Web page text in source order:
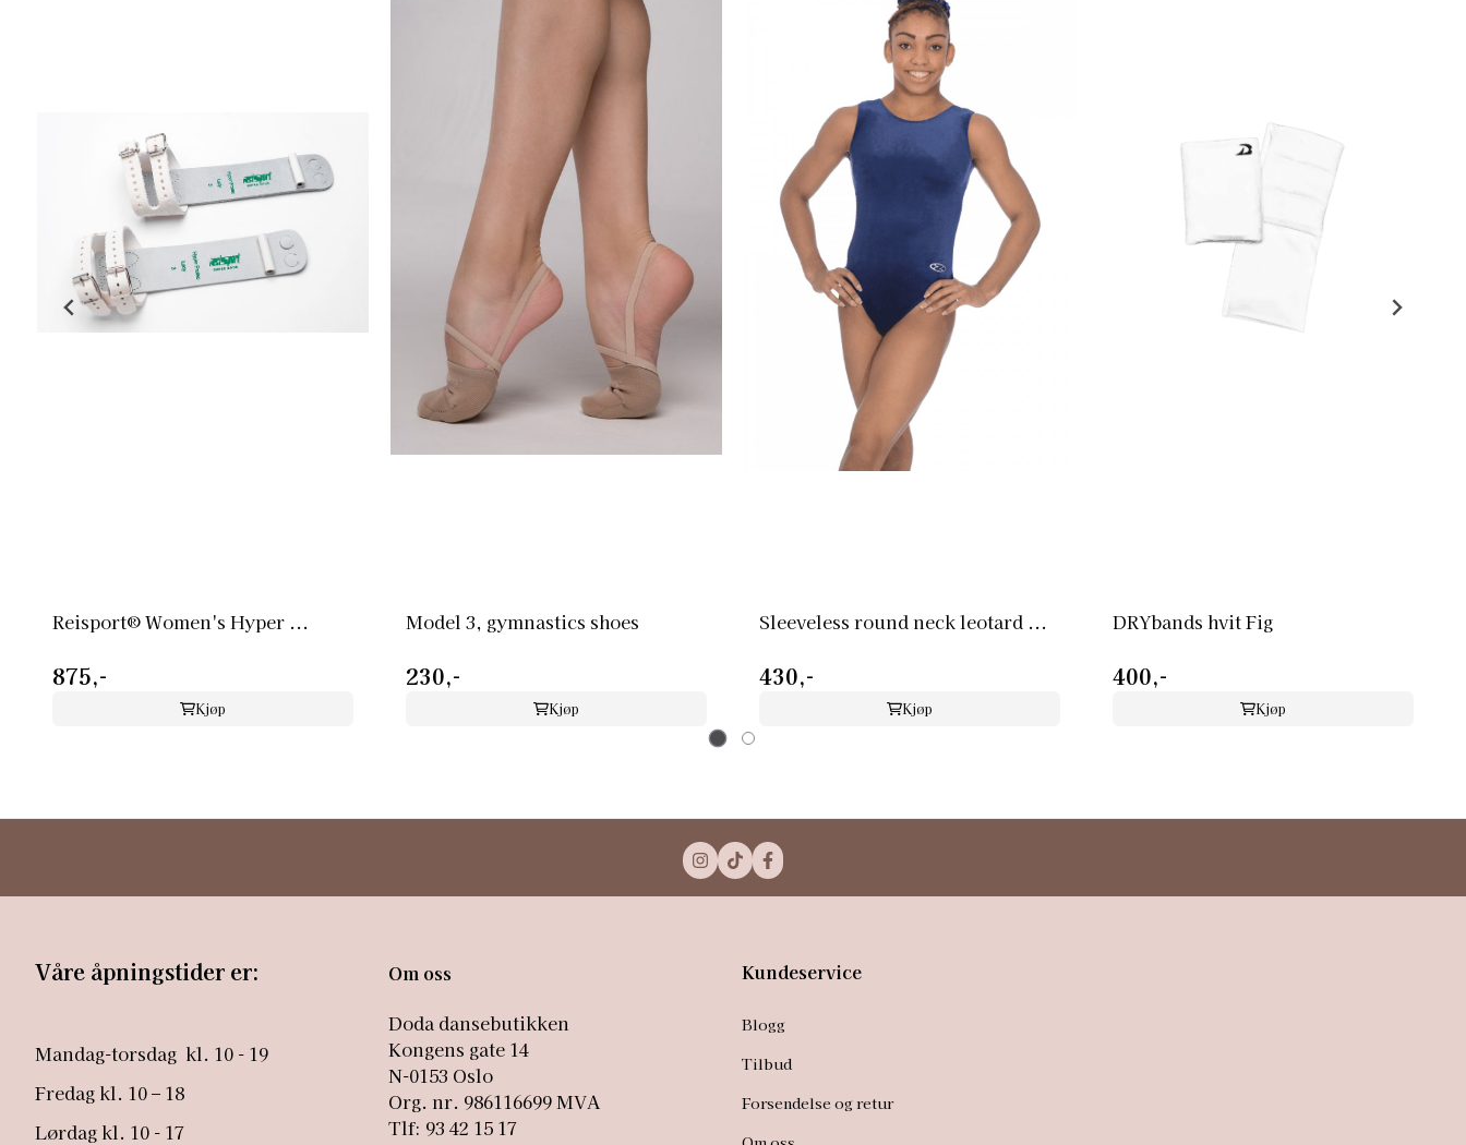
Reisport® Women's Hyper ...
875,-
Kjøp
Model 3, gymnastics shoes
230,-
Kjøp
Sleeveless round neck leotard ...
430,-
Kjøp
DRYbands hvit Fig
400,-
Kjøp
Våre åpningstider er:
Mandag-torsdag kl. 10 - 19
Fredag kl. 10 – 18
Lørdag kl. 10 - 17
Om oss
Doda dansebutikken
Kongens gate 14
N-0153 Oslo
Org. nr. 986116699 MVA
Tlf: 93 42 15 17
Kundeservice
Blogg
Tilbud
Forsendelse og retur